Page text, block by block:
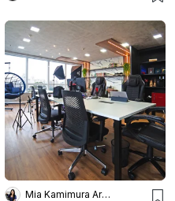
Mia Kamimura Arquitetura e Design